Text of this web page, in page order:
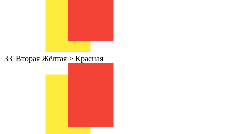
33' Вторая Жёлтая > Красная